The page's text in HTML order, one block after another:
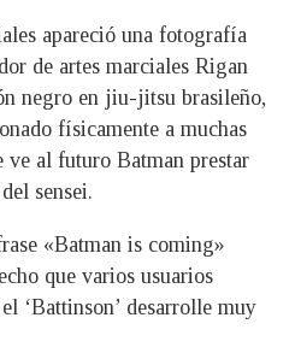
apareció una fotografía
de artes marciales Rigan
negro en jiu-jitsu brasileño,
físicamente a muchas
ve al futuro Batman prestar
sensei.
«Batman is coming»
que varios usuarios
‘Battinson’ desarrolle muy